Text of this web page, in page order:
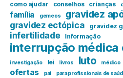
como ajudar conselhos crianças
família gemeos gravidez
gravidez ectópica gravidez
infertilidade Informação
interrupção médica
investigação lei livros luto médico
ofertas pai para profissionais de